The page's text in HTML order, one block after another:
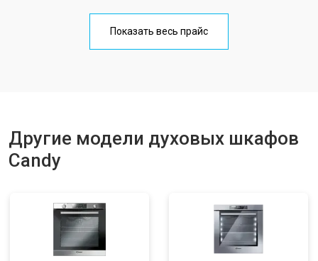
Показать весь прайс
Другие модели духовых шкафов
Candy